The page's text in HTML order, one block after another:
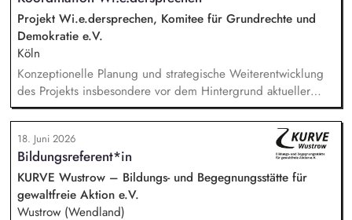
Antragstellung, Berichte, Mittelabrufe und Fristenkontrolle.
Budget‑ und Liquiditätsplanung sowie laufendes
Finanzmonitoring.
Projekt Wi.e.dersprechen, Komitee für Grundrechte und
Demokratie e.V.
Köln
Konzeptionelle Planung und strategische Weiterentwicklung
des Projekts insbesondere vor dem Hintergrund aktueller
politischer Entwicklungen in den Projektregionen,
Öffentlichkeitsarbeit Print und web in Deutsch und Englisch,
Vertretung des Projekts bei Vorträgen, Netzwerk- u.
Fundraisingveranstaltungen, Weiterentwicklung des
Privatspendenfundraisings, regelmäßige Kommunikation mit
und das Gewinnen von (neuen) Spender*innen, Organisation
und Begleitung der etwa jährlich stattfindenden
18. Juni 2026
Bildungsreferent*in
KURVE Wustrow – Bildungs- und Begegnungsstätte für
gewaltfreie Aktion e.V.
Wustrow (Wendland)